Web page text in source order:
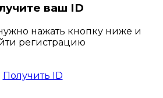
ваш ID
нажать кнопку ниже и
регистрацию
Получить ID